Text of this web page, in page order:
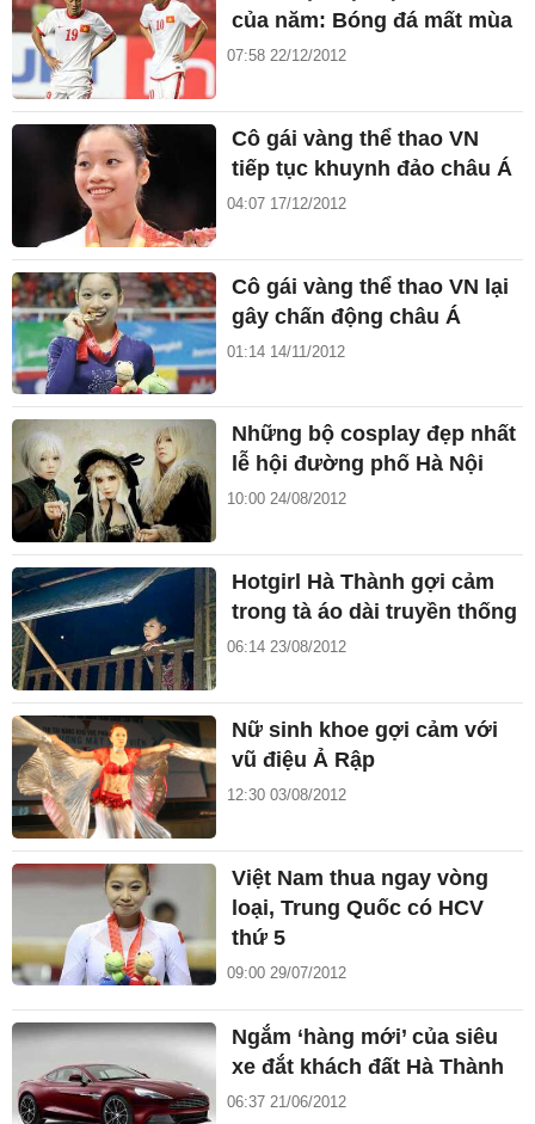
của năm: Bóng đá mất mùa
07:58 22/12/2012
Cô gái vàng thể thao VN
tiếp tục khuynh đảo châu Á
04:07 17/12/2012
Cô gái vàng thể thao VN lại
gây chấn động châu Á
01:14 14/11/2012
Những bộ cosplay đẹp nhất
lễ hội đường phố Hà Nội
10:00 24/08/2012
Hotgirl Hà Thành gợi cảm
trong tà áo dài truyền thống
06:14 23/08/2012
Nữ sinh khoe gợi cảm với
vũ điệu Ả Rập
12:30 03/08/2012
Việt Nam thua ngay vòng
loại, Trung Quốc có HCV
thứ 5
09:00 29/07/2012
Ngắm ‘hàng mới’ của siêu
xe đắt khách đất Hà Thành
06:37 21/06/2012